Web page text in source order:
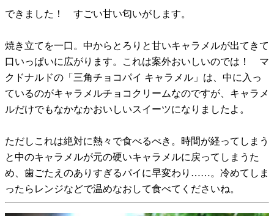
できました！ すごい甘い匂いがします。
焼き立てを一口。中からとろりと甘いキャラメルが出てきて
口いっぱいに広がります。これは案外おいしいのでは！ マ
クドナルドの「三角チョコパイ キャラメル」は、中に入っ
ているのがキャラメルチョコクリームなのですが、キャラメ
ルだけでもなかなかおいしいスイーツになりましたよ。
ただしこれは絶対に熱々で食べるべき。時間が経ってしまう
と中のキャラメルが元の硬いキャラメルに戻ってしまうた
め、歯ごたえのありすぎるパイに早変わり……。冷めてしま
ったらレンジなどで温めなおして食べてくださいね。